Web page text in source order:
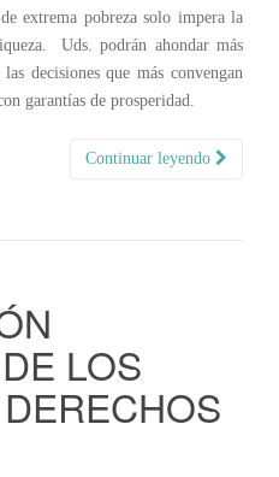
extrema pobreza solo impera la
Uds. podrán ahondar más
decisiones que más convengan
garantías de prosperidad.
Continuar leyendo
LOS